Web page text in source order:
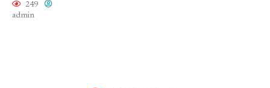
249
admin